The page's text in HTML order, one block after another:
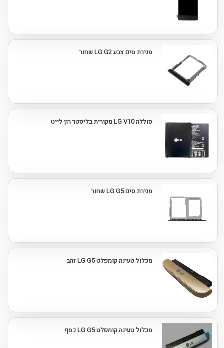
מגירת סים צבע LG G2 שחור
סוללה LG V10 מקורית בליסטר רון לייט
מגירת סים LG G5 שחור
מכלול טעינה קומפלט LG G5 זהב
מכלול טעינה קומפלט LG G5 כסף